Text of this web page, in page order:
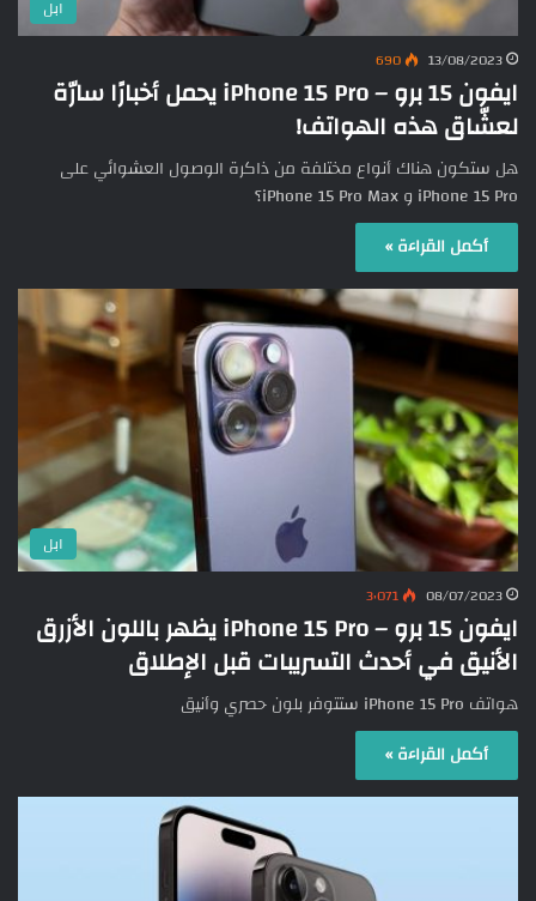
ابل
13/08/2023
690
ايفون 15 برو – iPhone 15 Pro يحمل أخبارًا سارّة
لعشّاق هذه الهواتف!
هل ستكون هناك أنواع مختلفة من ذاكرة الوصول العشوائي على
iPhone 15 Pro و iPhone 15 Pro Max؟
أكمل القراءة »
ابل
08/07/2023 3٬071
ايفون 15 برو – iPhone 15 Pro يظهر باللون الأزرق
الأنيق في أحدث التسريبات قبل الإطلاق
هواتف iPhone 15 Pro ستتوفر بلون حصري وأنيق
أكمل القراءة »